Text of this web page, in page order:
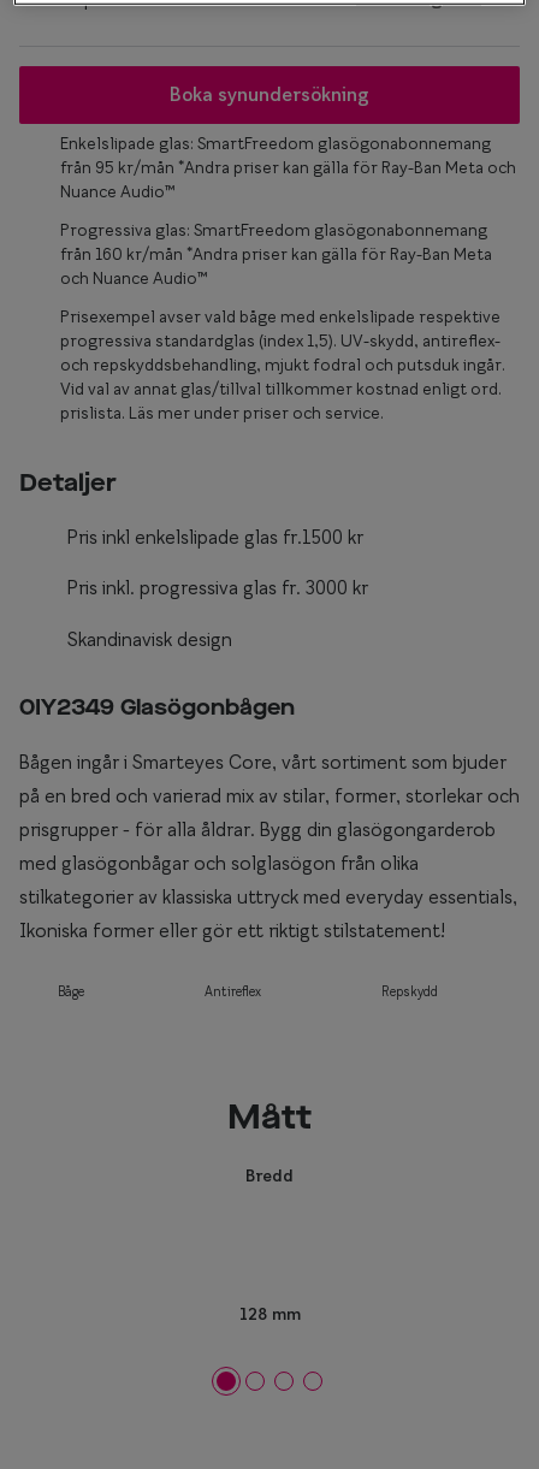
Boka synundersökning
Enkelslipade glas: SmartFreedom glasögonabonnemang
från 95 kr/mån *Andra priser kan gälla för Ray-Ban Meta och
Nuance Audio™
Progressiva glas: SmartFreedom glasögonabonnemang
från 160 kr/mån *Andra priser kan gälla för Ray-Ban Meta
och Nuance Audio™
Prisexempel avser vald båge med enkelslipade respektive
progressiva standardglas (index 1,5). UV-skydd, antireflex-
och repskyddsbehandling, mjukt fodral och putsduk ingår.
Vid val av annat glas/tillval tillkommer kostnad enligt ord.
prislista. Läs mer under priser och service.
Detaljer
Pris inkl enkelslipade glas fr.1500 kr
Pris inkl. progressiva glas fr. 3000 kr
Skandinavisk design
0IY2349 Glasögonbågen
Bågen ingår i Smarteyes Core, vårt sortiment som bjuder
på en bred och varierad mix av stilar, former, storlekar och
prisgrupper - för alla åldrar. Bygg din glasögongarderob
med glasögonbågar och solglasögon från olika
stilkategorier av klassiska uttryck med everyday essentials,
Ikoniska former eller gör ett riktigt stilstatement!
Båge Antireflex Repskydd
Mått
Bredd
128 mm